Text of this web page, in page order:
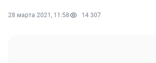
28 марта 2021, 11:58 14 307